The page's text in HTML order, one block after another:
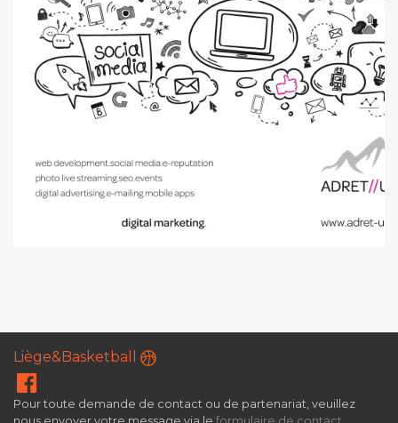
Liège&Basketball
Pour toute demande de contact ou de partenariat, veuillez